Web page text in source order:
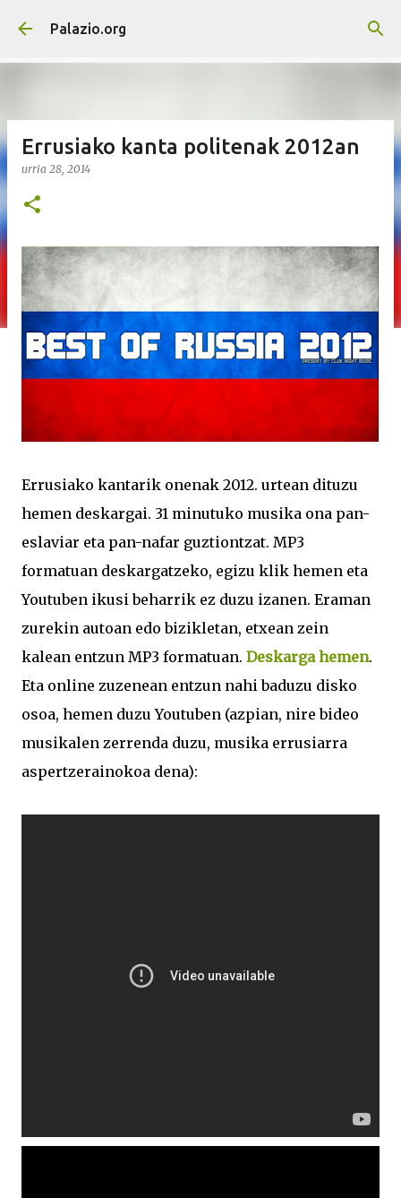
Saltatu eta joan eduki nagusira
Palazio.org
Errusiako kanta politenak 2012an
urria 28, 2014
Errusiako kantarik onenak 2012. urtean dituzu
hemen deskargai. 31 minutuko musika ona pan-
eslaviar eta pan-nafar guztiontzat. MP3
formatuan deskargatzeko, egizu klik hemen eta
Youtuben ikusi beharrik ez duzu izanen. Eraman
zurekin autoan edo bizikletan, etxean zein
kalean entzun MP3 formatuan. Deskarga hemen.
Eta online zuzenean entzun nahi baduzu disko
osoa, hemen duzu Youtuben (azpian, nire bideo
musikalen zerrenda duzu, musika errusiarra
aspertzerainokoa dena):